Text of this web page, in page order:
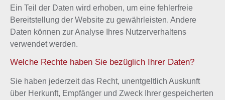
Ein Teil der Daten wird erhoben, um eine fehlerfreie
Bereitstellung der Website zu gewährleisten. Andere
Daten können zur Analyse Ihres Nutzerverhaltens
verwendet werden.
Welche Rechte haben Sie bezüglich Ihrer Daten?
Sie haben jederzeit das Recht, unentgeltlich Auskunft
über Herkunft, Empfänger und Zweck Ihrer gespeicherten